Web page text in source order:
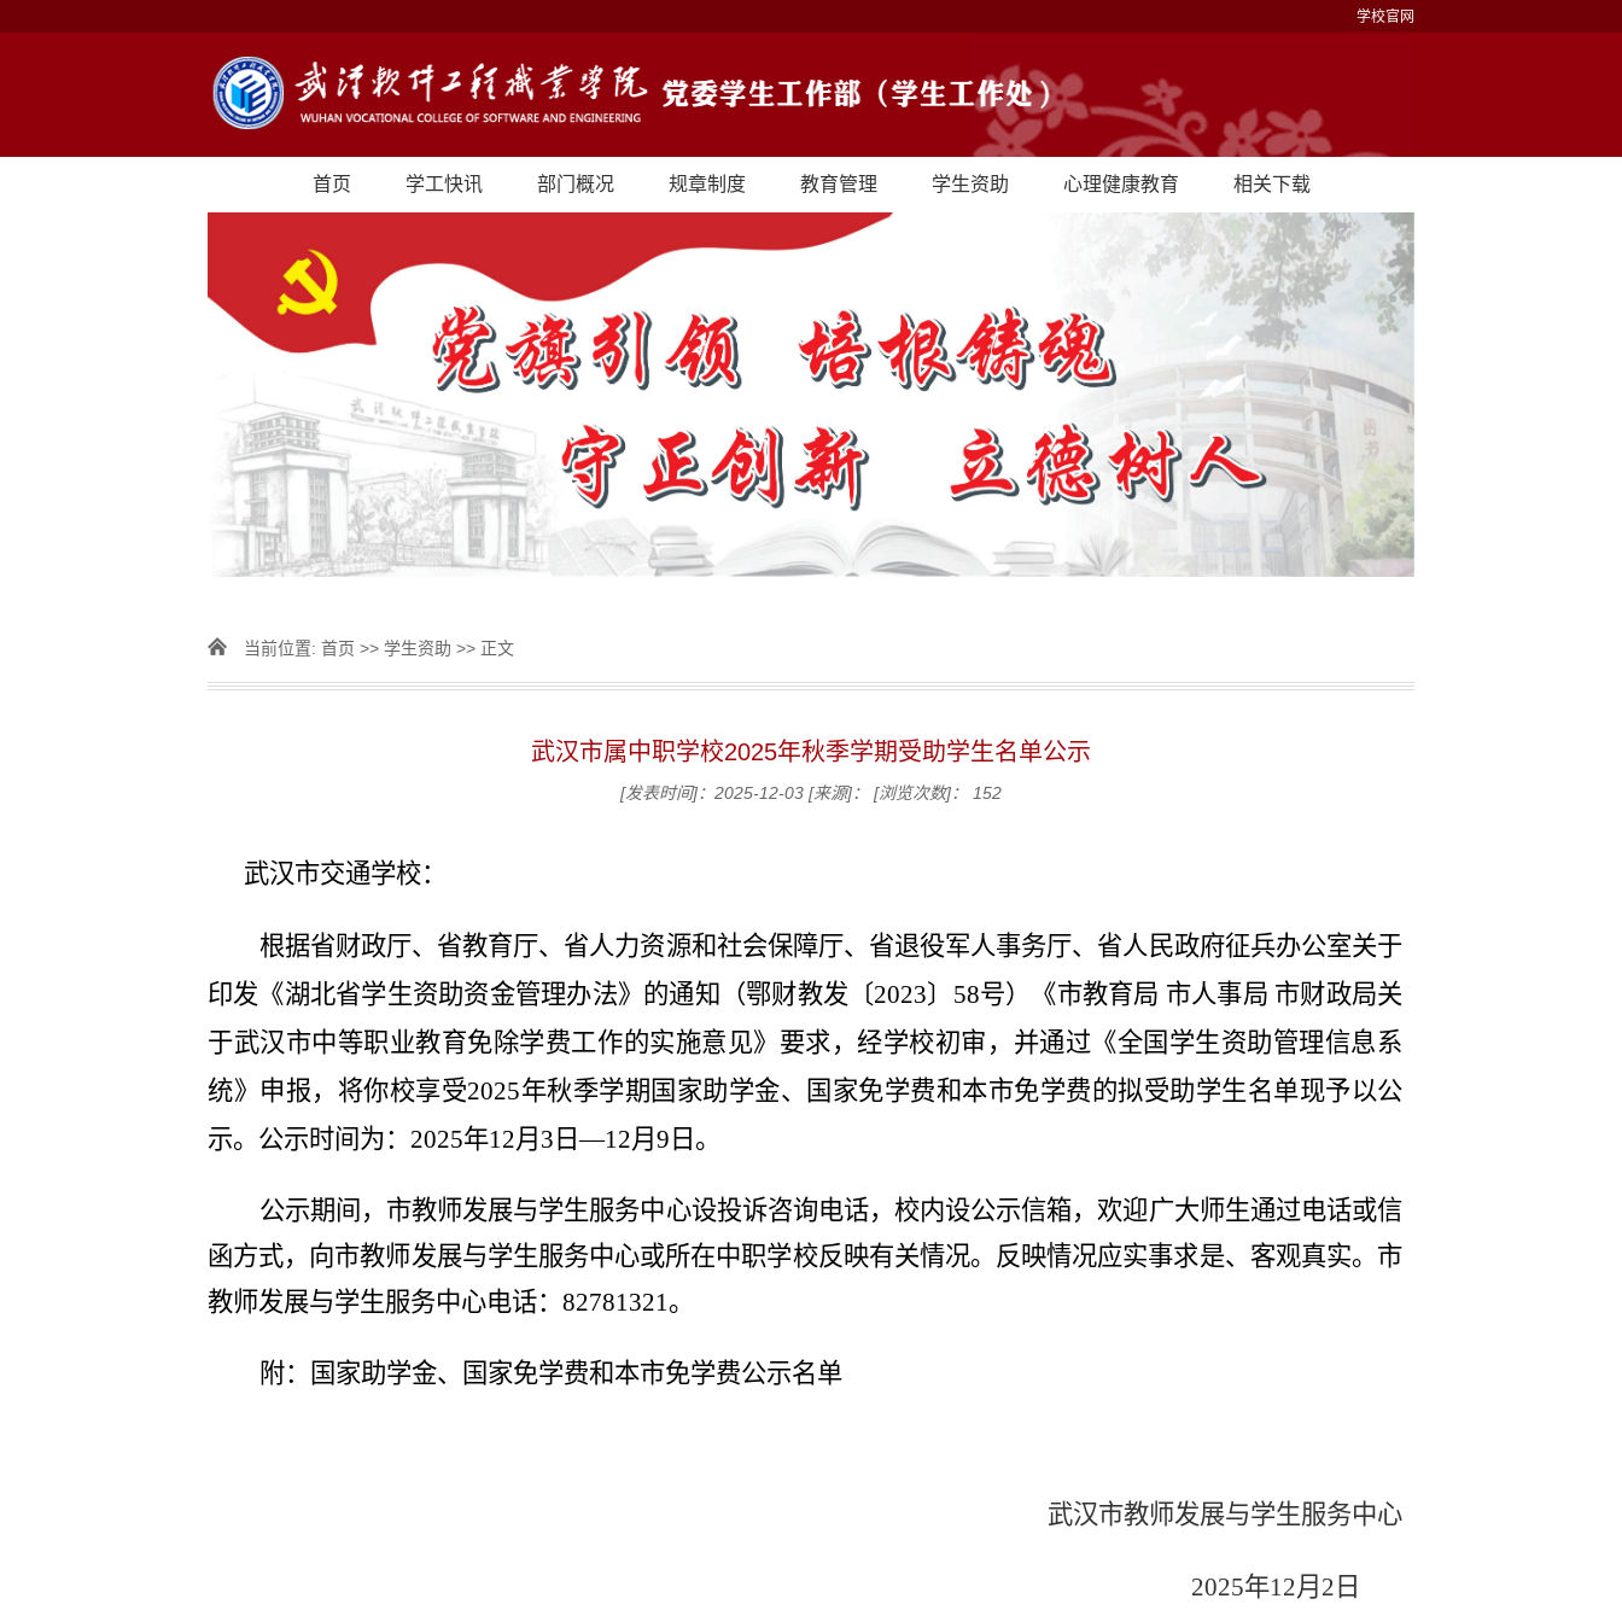
学校官网
首页 学工快讯 部门概况 规章制度 教育管理 学生资助 心理健康教育 相关下载
当前位置: 首页 >> 学生资助 >> 正文
武汉市属中职学校2025年秋季学期受助学生名单公示
[发表时间]：2025-12-03 [来源]： [浏览次数]： 152
武汉市交通学校：
根据省财政厅、省教育厅、省人力资源和社会保障厅、省退役军人事务厅、省人民政府征兵办公室关于
印发《湖北省学生资助资金管理办法》的通知（鄂财教发〔2023〕58号）
《市教育局 市人事局 市财政局关
于武汉市中等职业教育免除学费工作的实施意见》 要求，经学校初审，并通过《全国学生资助管理信息系
统》申报，将你校享受2025年秋季学期国家助学金、国家免学费和本市免学费的拟受助学生名单现予以公
示。公示时间为：2025年12月 3 日—12月 9 日。
公示期间，市教师发展与学生服务中心设投诉咨询电话，校内设公示信箱，欢迎广大师生通过电话或信
函方式，向市教师发展与学生服务中心或所在中职学校反映有关情况。反映情况应实事求是、客观真实。市
教师发展与学生服务中心电话：82781321。
附：国家助学金、国家免学费和本市免学费公示名单
武汉市教师发展与学生服务中心
2025年12月 2 日